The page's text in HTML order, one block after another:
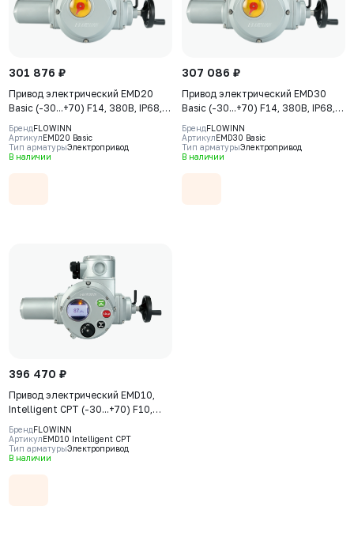
301 876 ₽
Привод электрический EMD20
Basic (-30...+70) F14, 380В, IP68,
S2-15min
БрендFLOWINN
АртикулEMD20 Basic
Тип арматурыЭлектропривод
В наличии
307 086 ₽
Привод электрический EMD30
Basic (-30...+70) F14, 380В, IP68,
S2-15min
БрендFLOWINN
АртикулEMD30 Basic
Тип арматурыЭлектропривод
В наличии
396 470 ₽
Привод электрический EMD10,
Intelligent CPT (-30...+70) F10,
380В, IP68, S2-15min, датчик
положения 4-20 мA
БрендFLOWINN
АртикулEMD10 Intelligent CPT
Тип арматурыЭлектропривод
В наличии